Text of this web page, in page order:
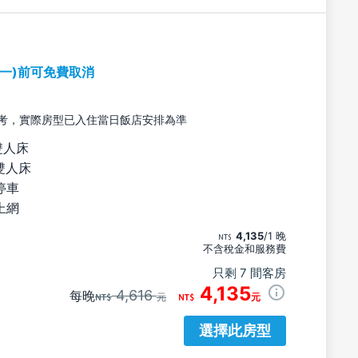
)前可免費取消
，實際房型已入住當日飯店安排為準
人床
人床
車
網
4,135/1 晚
不含稅金和服務費
只剩 7 間客房
每晚 4,616元 4,135元
選擇此房型